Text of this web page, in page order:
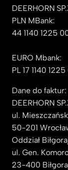
DEERHORN
PLN MBank:
44 1140 1225
EURO Mbank:
PL 17 1140
Dane do faktur:
DEERHORN
ul.
50-201
Oddział
ul. Gen.
23-400